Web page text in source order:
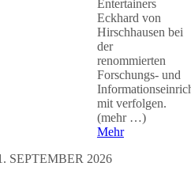
Entertainers
Eckhard von
Hirschhausen bei
der
renommierten
Forschungs- und
mit verfolgen.
(mehr …)
Mehr
SEPTEMBER 2026